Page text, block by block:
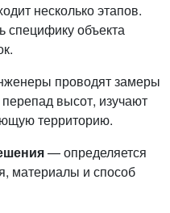
несколько этапов.
специфику объекта
проводят замеры
высот, изучают
территорию.
— определяется
материалы и способ